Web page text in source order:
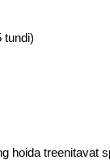
tundi)
hoida treenitavat